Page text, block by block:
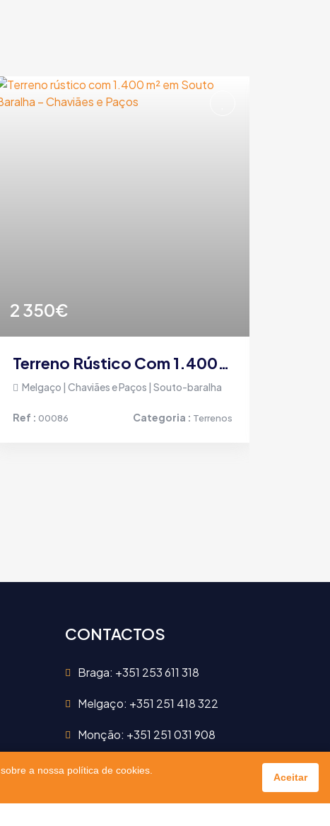
2 350€
Terreno Rústico Com 1.400 M² Em Souto Baralha – Chaviães E Paços
Melgaço | Chaviães e Paços | Souto-baralha
Ref :00086 Categoria : Terrenos
sobre a nossa política de cookies.
Aceitar
CONTACTOS
Braga: +351 253 611 318
Melgaço: +351 251 418 322
Monção: +351 251 031 908
Email: info@imoukubo.com